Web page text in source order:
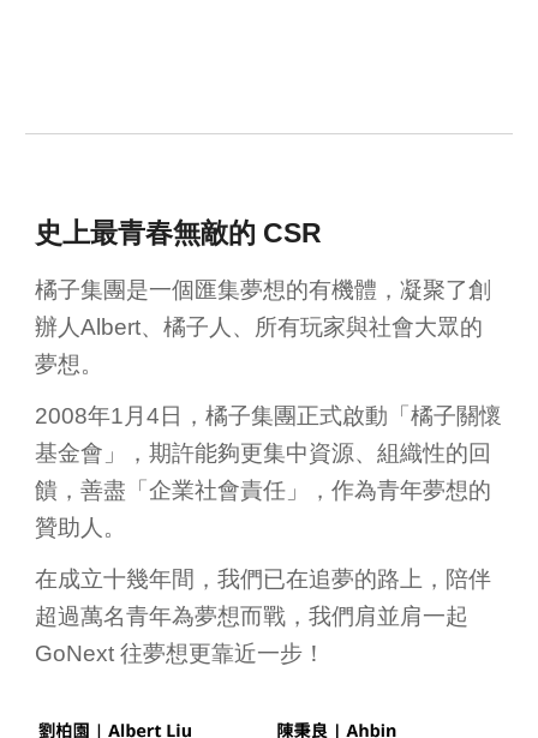
史上最青春無敵的 CSR
橘子集團是一個匯集夢想的有機體，凝聚了創
辦人Albert、橘子人、所有玩家與社會大眾的
夢想。
2008年1月4日，橘子集團正式啟動「橘子關懷
基金會」，期許能夠更集中資源、組織性的回
饋 ，善盡「企業社會責任」，作為青年夢想的
贊助人。
在成立十幾年間，我們已在追夢的路上，陪伴
超過萬名青年為夢想而戰，我們肩並肩一起
GoNext 往夢想更靠近一步！